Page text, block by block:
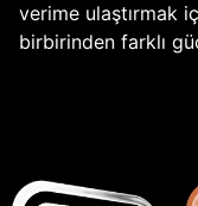
verime ulaştırmak
birbirinden farklı